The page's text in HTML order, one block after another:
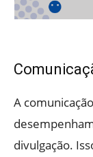
A
divulgação.